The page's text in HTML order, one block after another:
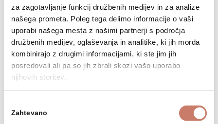
za zagotavljanje funkcij družbenih medijev in za analize
našega prometa. Poleg tega delimo informacije o vaši
uporabi našega mesta z našimi partnerji s področja
družbenih medijev, oglaševanja in analitike, ki jih morda
kombinirajo z drugimi informacijami, ki ste jim jih
posredovali ali pa so jih zbrali skozi vašo uporabo
njihovih storitev.
soglasja
Zahtevano